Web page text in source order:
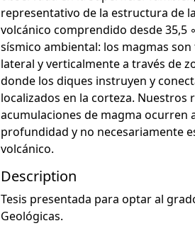
representativo de la estructura de
volcánico comprendido desde 35,5
sísmico ambiental: los magmas
lateral y verticalmente a través de
donde los diques instruyen y
localizados en la corteza.
acumulaciones de magma ocurren
profundidad y no necesariamente
volcánico.
Description
Tesis presentada para optar al
Geológicas.